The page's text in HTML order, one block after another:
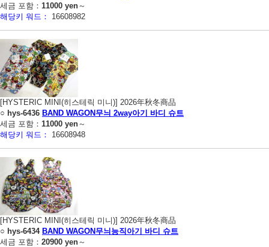
세금 포함： 11000 yen～
해당키 워드：
16608982
[HYSTERIC MINI(히스테릭 미니)] 2026年秋冬商品
○ hys-6436 BAND WAGON무늬 2way아기 바디 슈트
세금 포함： 11000 yen～
해당키 워드：
16608948
[HYSTERIC MINI(히스테릭 미니)] 2026年秋冬商品
○ hys-6434 BAND WAGON무늬능직아기 바디 슈트
세금 포함： 20900 yen～